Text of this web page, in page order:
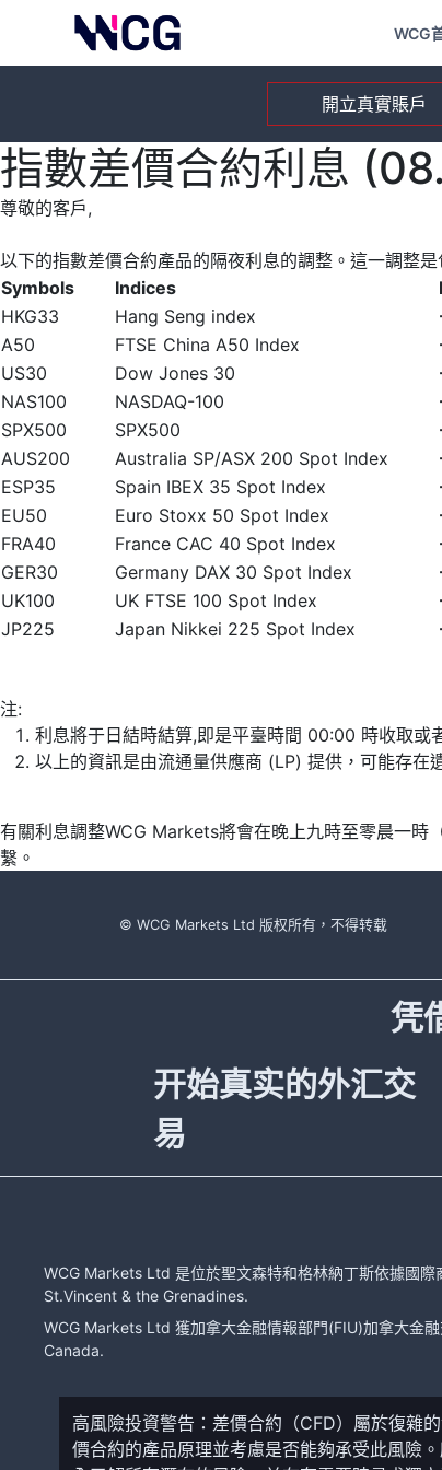
WCG
開立真實賬戶
指數差價合約利息
尊敬的客戶,
以下的指數差價合約產品的隔夜利息的調整。這一調整
Symbols
Indices
HKG33
Hang Seng index
A50
FTSE China A50 Index
US30
Dow Jones 30
NAS100
NASDAQ-100
SPX500
SPX500
AUS200
Australia SP/ASX 200 Spot Index
ESP35
Spain IBEX 35 Spot Index
EU50
Euro Stoxx 50 Spot Index
FRA40
France CAC 40 Spot Index
GER30
Germany DAX 30 Spot Index
UK100
UK FTSE 100 Spot Index
JP225
Japan Nikkei 225 Spot Index
注:
利息將于日結時結算,即是平臺時間 00:00 時收取或
以上的資訊是由流通量供應商 (LP) 提供，可能存在
有關利息調整WCG Markets將會在晚上九時至零晨一時
繫。
© WCG Markets Ltd 版权所有，不得转载
凭
开始真实的外汇交
易
WCG Markets Ltd 是位於聖文森特和格林納丁斯依據國
St.Vincent & the Grenadines.
WCG Markets Ltd 獲加拿大金融情報部門(FIU)加拿大金
Canada.
高風險投資警告：差價合約（CFD）屬於復雜
價合約的產品原理並考慮是否能夠承受此風險